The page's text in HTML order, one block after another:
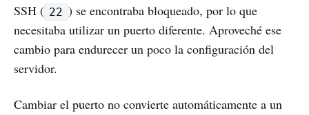
SSH ( 22 ) se encontraba bloqueado, por lo que
necesitaba utilizar un puerto diferente. Aproveché ese
cambio para endurecer un poco la configuración del
servidor.
Cambiar el puerto no convierte automáticamente a un